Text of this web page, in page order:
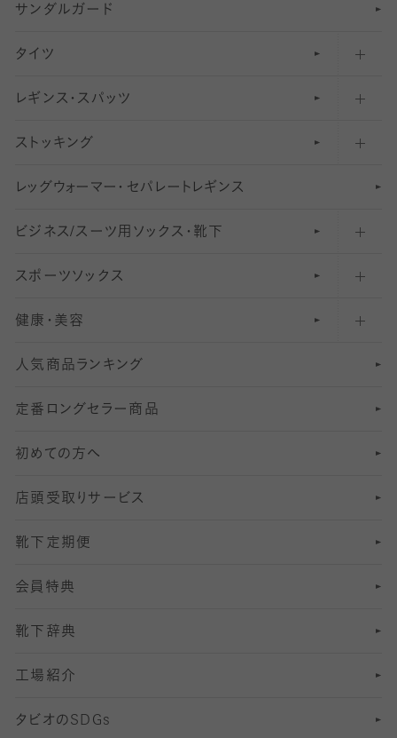
足袋ソックス・靴下
無地・プレーンソックス・靴下
柄ソックス・靴下
スニーカー（くるぶし）用ソックス
アンクル・ショートソックス（くるぶし上）
クルーソックス（ふくらはぎ下）
ハイソックス
オーバーニー・ニーハイソックス
フットカバー・カバーソックス（深め）
フットカバー・カバーソックス（ふつう）
フットカバー・カバーソックス（浅め）
サンダルガード
タイツ
30デニール以下のタイツ（薄手タイツ）
31〜40デニールタイツ
41〜60デニールタイツ
61〜80デニールタイツ
81 〜110デニールタイツ
111〜210デニールタイツ
211デニールタイツ以上（防寒・厚手タイツ）
レギンス・スパッツ
柄レギンス
無地レギンス
レギンスパンツ（レギパン）
マタニティレギンス
5 分丈
6 分丈レギンス
7 分丈 レギンス
8分丈 レギンス
10分丈 レギンス
12分丈レギンス
13分丈レギンス
ストッキング
伝線しにくいストッキング
ショートストッキング
結婚式用ストッキング
美脚ストッキング
オールスルーストッキング
レッ グ ウォー マー ・ セパレー ト レ ギンス
ビジネス/スーツ用 ソックス・靴下
匠シリーズ
フレッシャーズ向けソックス・靴下
冠婚葬祭向けソックス・靴下
スーツカジュアルソックス・靴下
ロングホーズ
スポーツソックス
ランニングソックス・靴下
ゴルフソックス・靴下
サッカー・フットサル用ソックス
ヨガソックス・靴下
スポーツ用レッグウォーマー
SSサイズ（21～23cm）
Sサイズ（22～25cm）
Mサイズ（25～27cm）
Lサイズ（27～29cm）
健康・美容
インナーソックス
加圧・着圧ソックス
冷えとり靴下
着圧・加圧タイツ
むくみ対策
足の疲れ対策
足の臭い対策
冷え対策
靴ずれ対策
人気商品ランキング
定番ロングセラー商品
初めての方へ
店頭受取りサービス
靴下定期便
会員特典
靴下辞典
工場紹介
タビオのSDGs